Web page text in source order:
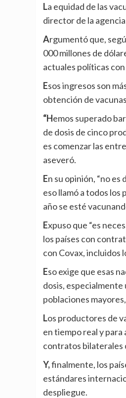
La equidad de las vacunas no es solo un imperativo moral, sino estratégico y económico, recalcó el
director de la
Argumentó que, según estudios recientes, 10 países de ingresos altos podrían beneficiarse, con 153
000 millones de
actuales políticas
Esos ingresos son más de 12 veces el costo del “ACT Accelerator”, el mecanismo de aceleración en la
obtención de
“Hemos superado barreras científicas, legales, logísticas y normativas. Hemos obtenido 2000 millones
de dosis de cinco
es comenzar las
aseveró.
En su opinión, “no es demasiado tarde” para abordar la distribución más equitativa de las vacunas, y por
eso llamó a todos los
año se esté
Expuso que “es necesario cambiar las reglas del juego de tres maneras”, la primera de las cuales es que
los países con
con Covax, incluidos
Eso exige que esas naciones den más prioridad a Covax para recibir las dosis y compartan sus propias
dosis, especialmente
poblaciones
Los productores de vacunas deben proporcionar datos completos a la OMS para su revisión regulatoria
en tiempo real y
contratos bilaterales
Y, finalmente, los países productores de vacunas deben utilizar solo aquellas que cumplan con rigurosos
estándares
despliegue.